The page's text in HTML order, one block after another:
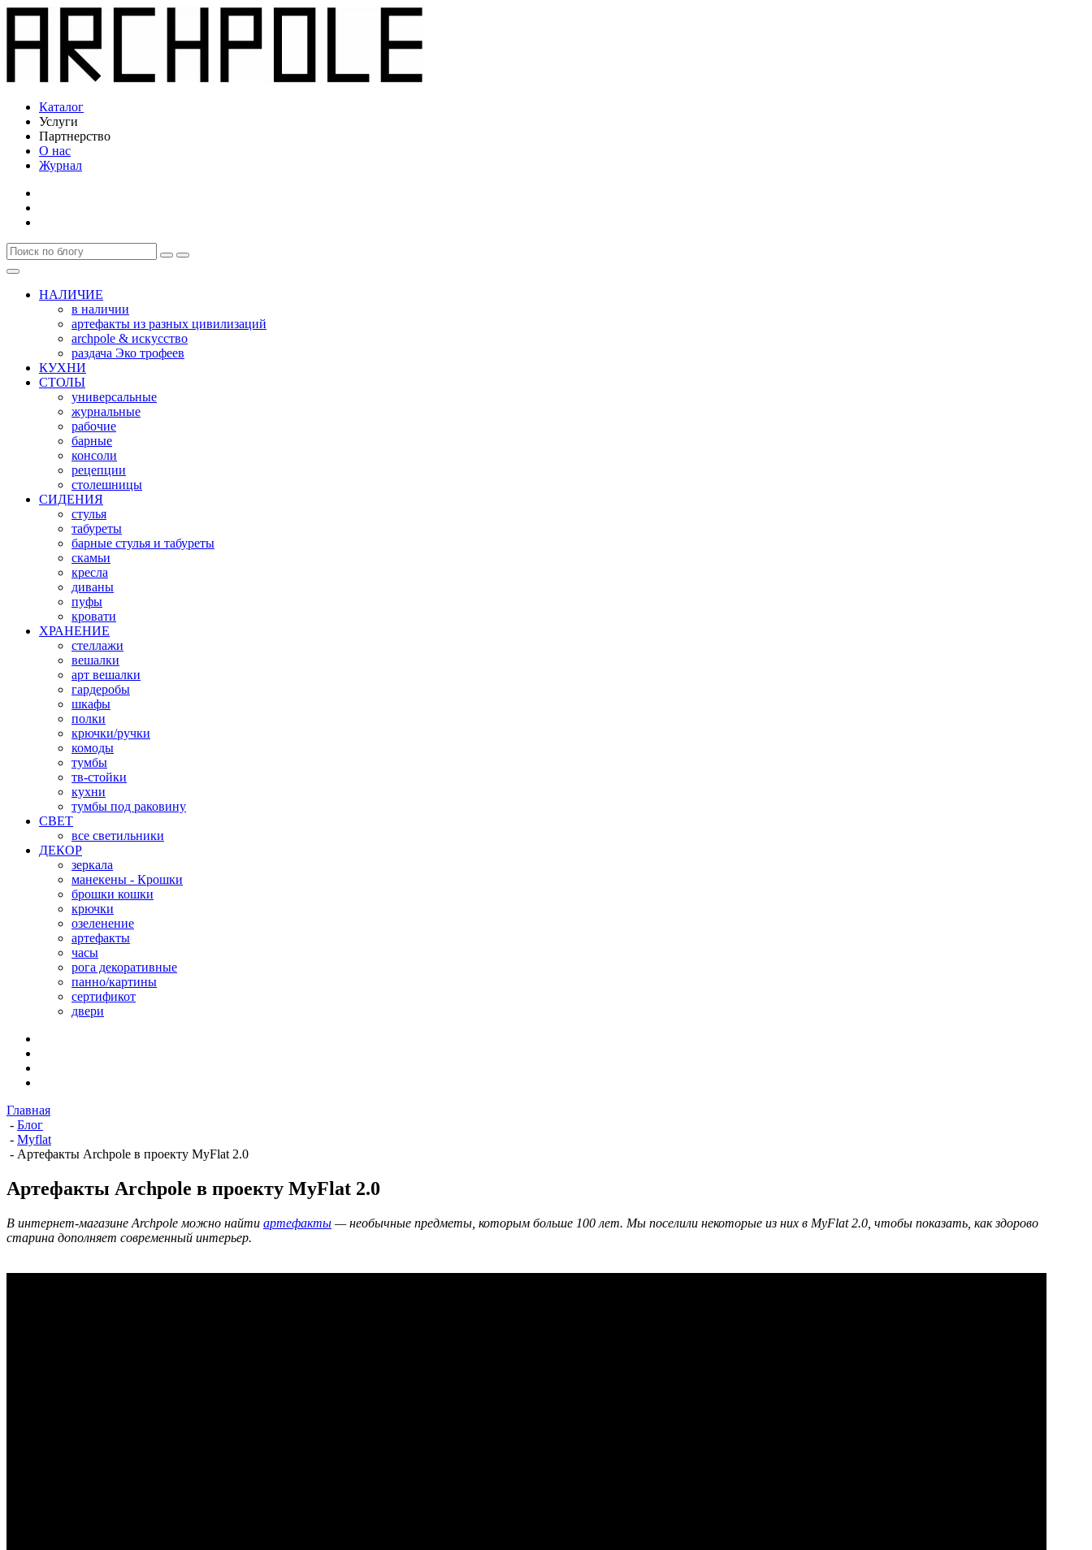
Каталог
Услуги
Партнерство
О нас
Журнал
НАЛИЧИЕ
в наличии
артефакты из разных цивилизаций
archpole & искусство
раздача Эко трофеев
КУХНИ
СТОЛЫ
универсальные
журнальные
рабочие
барные
консоли
рецепции
столешницы
СИДЕНИЯ
стулья
табуреты
барные стулья и табуреты
скамьи
кресла
диваны
пуфы
кровати
ХРАНЕНИЕ
стеллажи
вешалки
арт вешалки
гардеробы
шкафы
полки
крючки/ручки
комоды
тумбы
тв-стойки
кухни
тумбы под раковину
СВЕТ
все светильники
ДЕКОР
зеркала
манекены - Крошки
брошки кошки
крючки
озеленение
артефакты
часы
рога декоративные
панно/картины
сертификот
двери
Главная
- Блог
- Myflat
- Артефакты Archpole в проекту MyFlat 2.0
Артефакты Archpole в проекту MyFlat 2.0
В интернет-магазине Archpole можно найти артефакты — необычные предметы, которым больше 100 лет. Мы поселили некоторые из них в MyFlat 2.0, чтобы показать, как здорово
старина дополняет современный интерьер.